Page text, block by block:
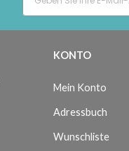
KONTO
Mein Konto
Adressbuch
Wunschliste